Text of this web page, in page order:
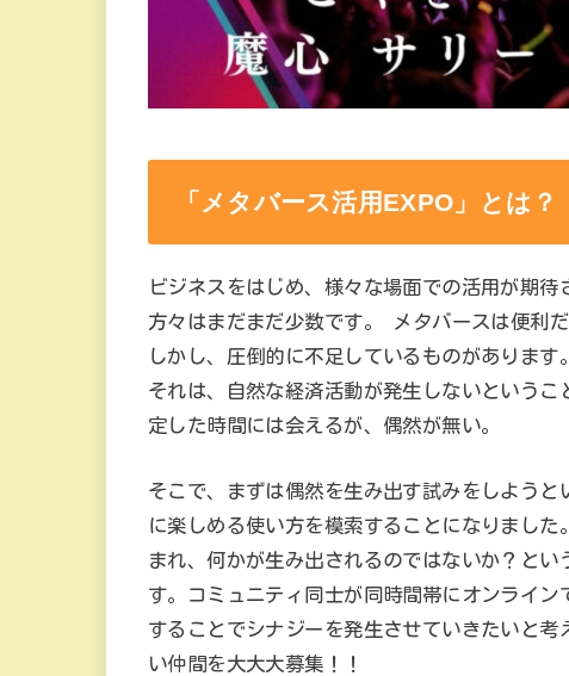
「メタバース活用EXPO」とは？
ビジネスをはじめ、様々な場面での活用が期
方々はまだまだ少数です。 メタバースは便利
しかし、圧倒的に不足しているものがあります。
それは、自然な経済活動が発生しないという
定した時間には会えるが、偶然が無い。
そこで、まずは偶然を生み出す試みをしよう
に楽しめる使い方を模索することになりまし
まれ、何かが生み出されるのではないか？と
す。コミュニティ同士が同時間帯にオンライ
することでシナジーを発生させていきたいと
い仲間を大大大募集！！